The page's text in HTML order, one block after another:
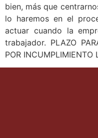
bien, más que
lo haremos en el
actuar cuando la
trabajador. PLAZO
POR